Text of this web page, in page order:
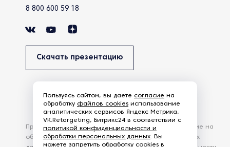
8 800 600 59 18
Скачать презентацию
Продолжая использовать наш сайт, вы даете согласие на
обработку файлов Cookies и других пользовательских
Пользуясь сайтом, вы даете согласие на
обработку файлов cookies использование
аналитических сервисов Яндекс Метрика,
VK.Retargeting, Битрикс24 в соответствии с
политикой конфиденциальности и
обработки персональных данных. Вы
можете запретить обработку cookies в